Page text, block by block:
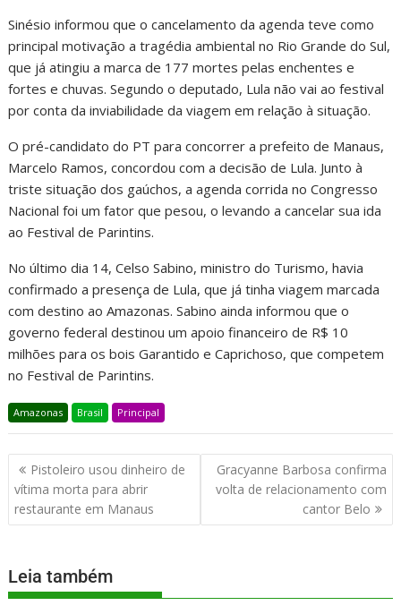
Sinésio informou que o cancelamento da agenda teve como
principal motivação a tragédia ambiental no Rio Grande do Sul,
que já atingiu a marca de 177 mortes pelas enchentes e
fortes e chuvas. Segundo o deputado, Lula não vai ao festival
por conta da inviabilidade da viagem em relação à situação.
O pré-candidato do PT para concorrer a prefeito de Manaus,
Marcelo Ramos, concordou com a decisão de Lula. Junto à
triste situação dos gaúchos, a agenda corrida no Congresso
Nacional foi um fator que pesou, o levando a cancelar sua ida
ao Festival de Parintins.
No último dia 14, Celso Sabino, ministro do Turismo, havia
confirmado a presença de Lula, que já tinha viagem marcada
com destino ao Amazonas. Sabino ainda informou que o
governo federal destinou um apoio financeiro de R$ 10
milhões para os bois Garantido e Caprichoso, que competem
no Festival de Parintins.
Amazonas Brasil Principal
Pistoleiro usou dinheiro de
vítima morta para abrir
restaurante em Manaus
Gracyanne Barbosa confirma
volta de relacionamento com
cantor Belo
Leia também